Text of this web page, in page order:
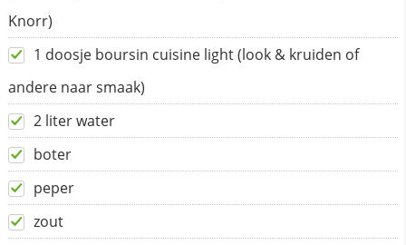
Knorr)
1 doosje boursin cuisine light (look & kruiden of
andere naar smaak)
2 liter water
boter
peper
zout